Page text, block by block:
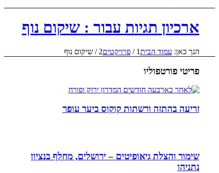
ארכיון תגיות עבור : שיקום נוף
הנך כאן: עמוד הבית1
/ פרויקטים2
/ שיקום נוף
פריטי פורטפוליו
זריעה בהתזה ורשתות קוקוס ביער עופר
שימור והצלת גיאופיטים – ירושלים, מחלף בנציון
נתניהו